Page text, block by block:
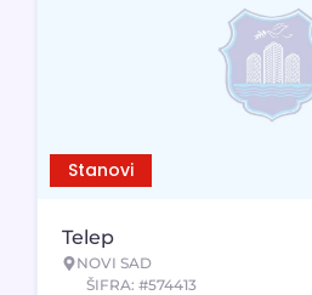
Stanovi
Telep
NOVI SAD
ŠIFRA: #574413